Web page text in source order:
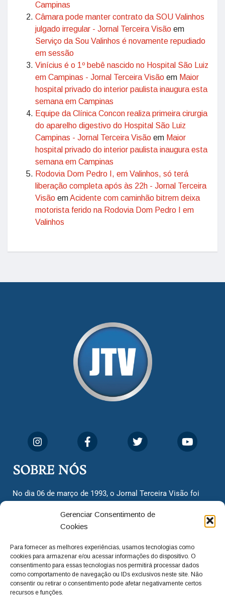
Gerenciar Consentimento de
Cookies
Para fornecer as melhores experiências, usamos tecnologias como
cookies para armazenar e/ou acessar informações do dispositivo. O
consentimento para essas tecnologias nos permitirá processar dados
como comportamento de navegação ou IDs exclusivos neste site. Não
consentir ou retirar o consentimento pode afetar negativamente certos
recursos e funções.
Campinas
Câmara pode manter contrato da SOU Valinhos
julgado irregular - Jornal Terceira Visão em
Serviço da Sou Valinhos é novamente repudiado
em sessão
Vinícius é o 1º bebê nascido no Hospital São Luiz
em Campinas - Jornal Terceira Visão em Maior
hospital privado do interior paulista inaugura esta
semana em Campinas
Equipe da Clínica Concon realiza primeira cirurgia
do aparelho digestivo do Hospital São Luiz
Campinas - Jornal Terceira Visão em Maior
hospital privado do interior paulista inaugura esta
semana em Campinas
Rodovia Dom Pedro I, em Valinhos, só terá
liberação completa após às 22h - Jornal Terceira
Visão emAcidente com caminhão bitrem deixa
motorista ferido na Rodovia Dom Pedro I em
Valinhos
SOBRE NÓS
No dia 06 de março de 1993, o Jornal Terceira Visão foi
cidadãos valinhenses, já que naquela época só existiam
dois jornais. Há mais de 30 anos, o jornal continua
com o foco de trazer as melhores notícias. Nunca
deixamos de lado as necessidades do cidadão, sempre
questionando os órgãos públicos em busca de melhorias
para a cidade e sempre cobrando resoluções para casos